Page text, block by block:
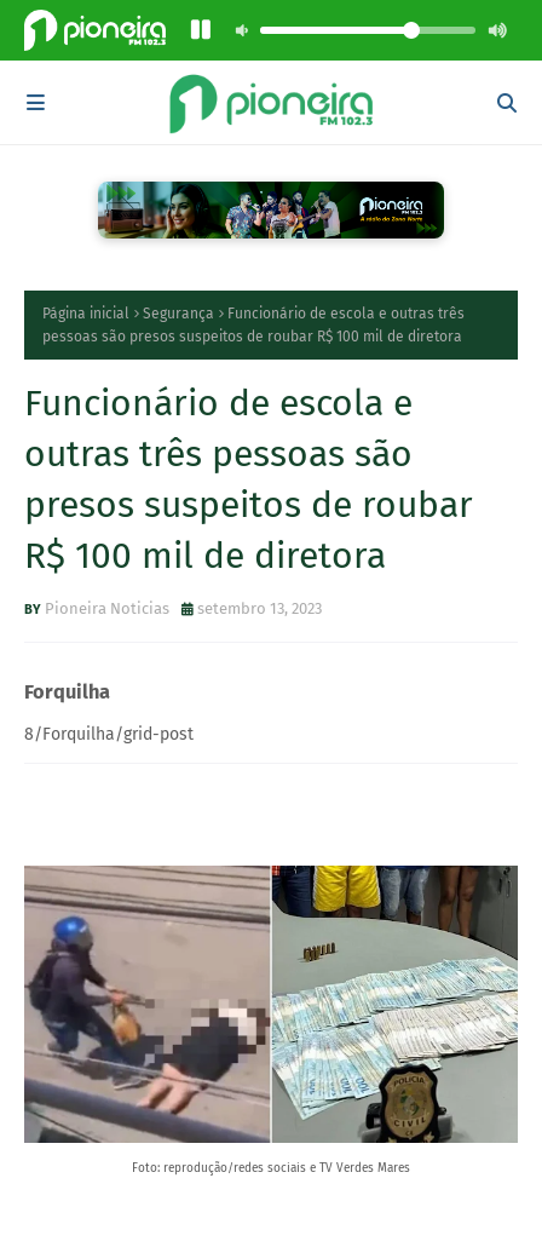
Página inicial Segurança
Funcionário de escola e outras três
pessoas são presos suspeitos de roubar R$ 100 mil de diretora
Funcionário de escola e
outras três pessoas são
presos suspeitos de roubar
R$ 100 mil de diretora
Pioneira Noticias setembro 13, 2023
Forquilha
8/Forquilha/grid-post
Foto: reprodução/redes sociais e TV Verdes Mares